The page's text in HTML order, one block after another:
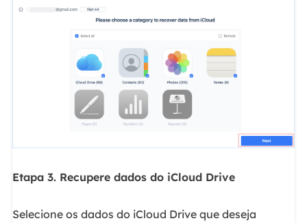
Etapa 3. Recupere dados do iCloud Drive
Selecione os dados do iCloud Drive que deseja